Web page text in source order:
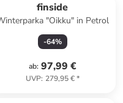
finside
"Oikku" in Petrol
-64%
ab: 97,99 €
UVP: 279,95 €*